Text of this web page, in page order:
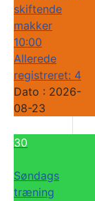
skiftende
makker
10:00
Allerede
registreret: 4
Dato : 2026-
08-23
30
Søndags
træning